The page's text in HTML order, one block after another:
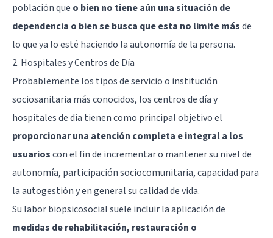
población que o bien no tiene aún una situación de
dependencia o bien se busca que esta no limite másde
lo que ya lo esté haciendo la autonomía de la persona.
2. Hospitales y Centros de Día
Probablemente los tipos de servicio o institución
sociosanitaria más conocidos, los centros de día y
hospitales de día tienen como principal objetivo el
proporcionar una atención completa e integral a los
usuarioscon el fin de incrementar o mantener su nivel de
autonomía, participación sociocomunitaria, capacidad para
la autogestión y en general su calidad de vida.
Su labor biopsicosocial suele incluir la aplicación de
medidas de rehabilitación, restauración o